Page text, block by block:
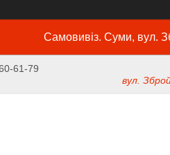
Самовивіз. Суми, вул.
61-79
вул.